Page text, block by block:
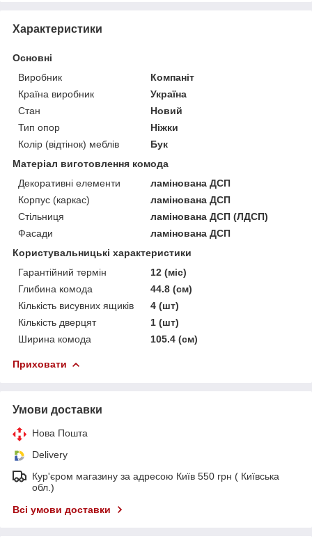
Характеристики
Основні
Виробник
Компаніт
Країна виробник
Україна
Стан
Новий
Тип опор
Ніжки
Колір (відтінок) меблів
Бук
Матеріал виготовлення комода
Декоративні елементи
ламінована ДСП
Корпус (каркас)
ламінована ДСП
Стільниця
ламінована ДСП (ЛДСП)
Фасади
ламінована ДСП
Користувальницькі характеристики
Гарантійний термін
12 (міс)
Глибина комода
44.8 (см)
Кількість висувних ящиків
4 (шт)
Кількість дверцят
1 (шт)
Ширина комода
105.4 (см)
Приховати
Умови доставки
Нова Пошта
Delivery
Кур'єром магазину за адресою Київ 550 грн ( Київська
обл.)
Всі умови доставки